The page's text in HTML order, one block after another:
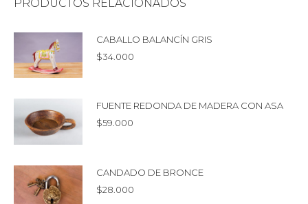
PRODUCTOS RELACIONADOS
CABALLO BALANCÍN GRIS
$34.000
FUENTE REDONDA DE MADERA CON ASA
$59.000
CANDADO DE BRONCE
$28.000